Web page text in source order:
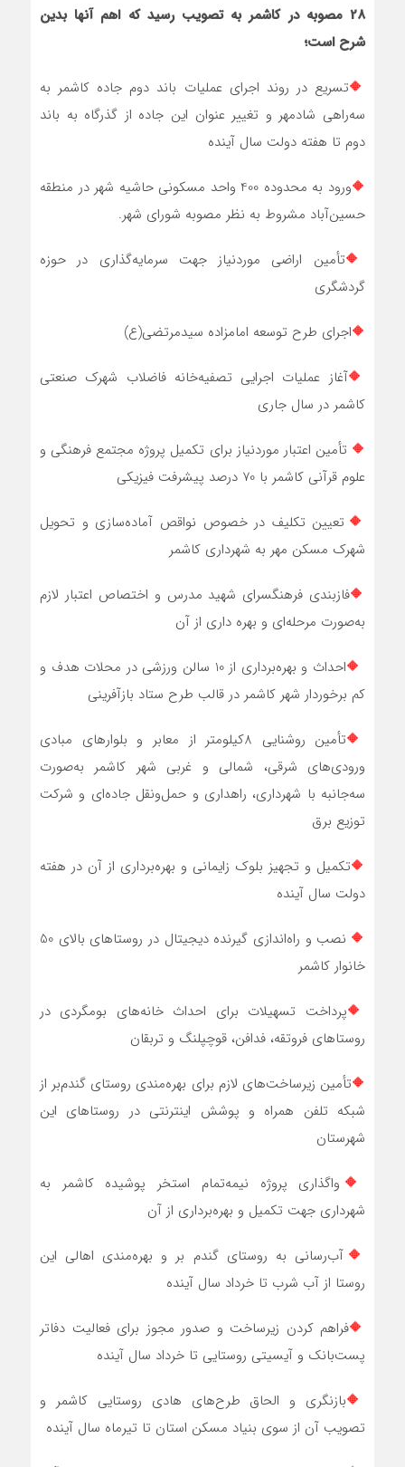
28 مصوبه در کاشمر به تصویب رسید که اهم آنها بدین
شرح است؛
🔶تسریع در روند اجرای عملیات باند دوم جاده کاشمر به
سه‌راهی شادمهر و تغییر عنوان این جاده از گذرگاه به باند
دوم تا هفته دولت سال آینده
🔶
ورود به محدوده 400 واحد مسکونی حاشیه شهر در منطقه
حسین‌آباد مشروط به نظر مصوبه شورای شهر.
🔶تأمین اراضی موردنیاز جهت سرمایه‌گذاری در حوزه
گردشگری
🔶اجرای طرح توسعه امامزاده سیدمرتضی(ع)
🔶آغاز عملیات اجرایی تصفیه‌خانه فاضلاب شهرک صنعتی
کاشمر در سال جاری
🔶 تأمین اعتبار موردنیاز برای تکمیل پروژه مجتمع فرهنگی و
علوم قرآنی کاشمر با 70 درصد پیشرفت فیزیکی
🔶 تعیین تکلیف در خصوص نواقص آماده‌سازی و تحویل
شهرک مسکن مهر به شهرداری کاشمر
🔶فازبندی فرهنگسرای شهید مدرس و اختصاص اعتبار لازم
به‌صورت مرحله‌ای و بهره داری از آن
🔶
احداث و بهره‌برداری از 10 سالن ورزشی در محلات هدف و
کم برخوردار شهر کاشمر در قالب طرح ستاد بازآفرینی
🔶
تأمین روشنایی 8کیلومتر از معابر و بلوارهای مبادی
ورودی‌های شرقی، شمالی و غربی شهر کاشمر به‌صورت
سه‌جانبه با شهرداری، راهداری و حمل‌ونقل جاده‌ای و شرکت
توزیع برق
🔶تکمیل و تجهیز بلوک زایمانی و بهره‌برداری از آن در هفته
دولت سال آینده
🔶
نصب و راه‌اندازی گیرنده دیجیتال در روستاهای بالای 50
خانوار کاشمر
🔶پرداخت تسهیلات برای احداث خانه‌های بوم‏گردی در
روستاهای فروتقه، فدافن، قوچ‏پلنگ و تربقان
🔶تأمین زیرساخت‌های لازم برای بهره‌مندی روستای گندم‌بر از
شبکه تلفن همراه و پوشش اینترنتی در روستاهای این
شهرستان
🔶 واگذاری پروژه نیمه‌تمام استخر پوشیده کاشمر به
شهرداری جهت تکمیل و بهره‌برداری از آن
🔶 آب‌رسانی به روستای گندم بر و بهره‌مندی اهالی این
روستا از آب شرب تا خرداد سال آینده
🔶فراهم کردن زیرساخت و صدور مجوز برای فعالیت دفاتر
پست‌بانک و آی‏سی‏تی روستایی تا خرداد سال آینده
🔶بازنگری و الحاق طرح‌های هادي روستایی کاشمر و
تصویب آن از سوی بنیاد مسکن استان تا تیرماه سال آینده